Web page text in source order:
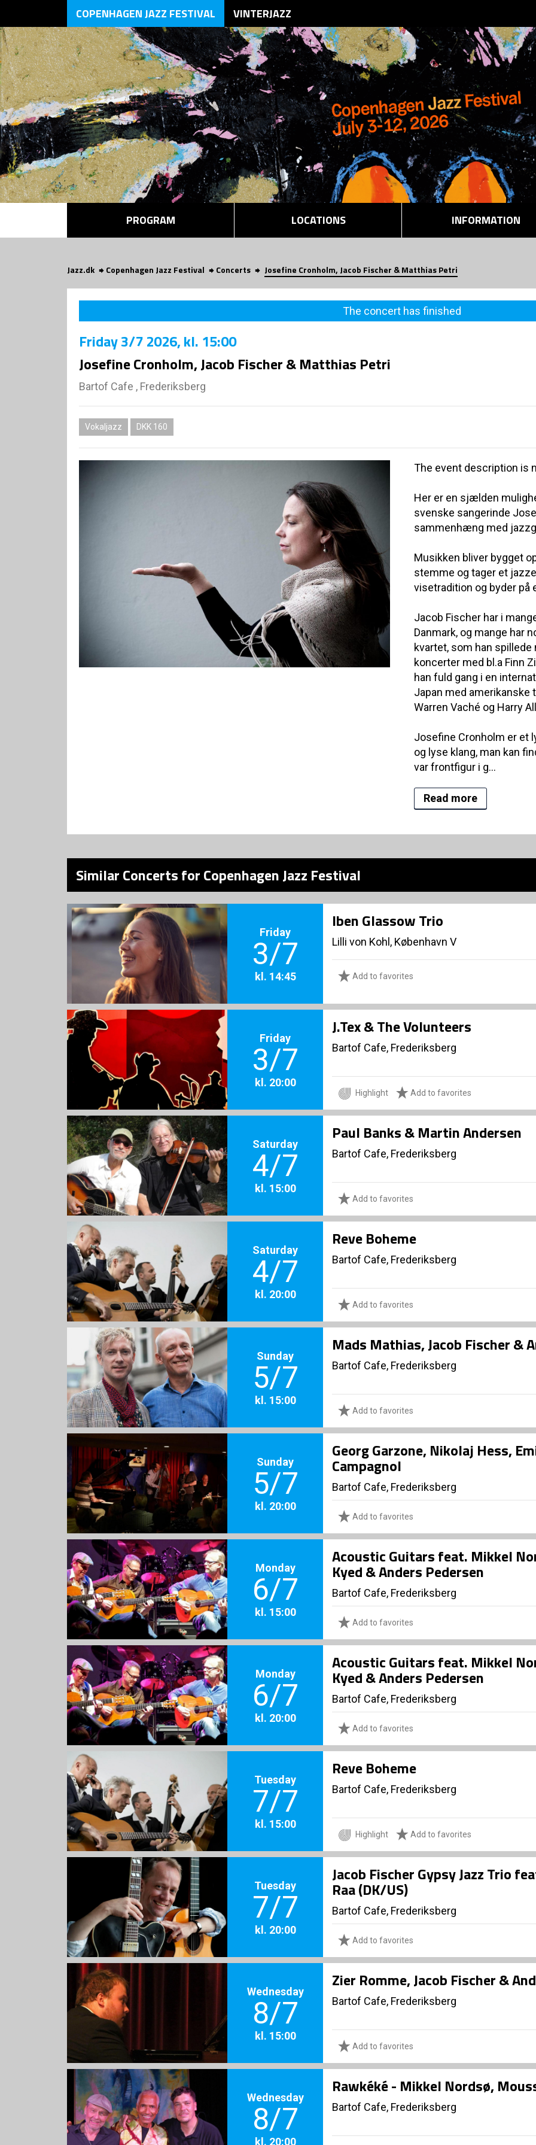
COPENHAGEN JAZZ FESTIVAL VINTERJAZZ
PROGRAM LOCATIONS INFORMATION
Jazz.dk Copenhagen Jazz Festival Concerts Josefine Cronholm, Jacob Fischer & Matthias Petri
The concert has finished
Friday3/7 2026, kl. 15:00
Josefine Cronholm, Jacob Fischer & Matthias Petri
Bartof Cafe , Frederiksberg
Vokaljazz DKK 160
The event description is
Her er en sjælden
svenske sangerinde
sammenhæng med
Musikken bliver bygget
stemme og tager et
visetradition og byder på
Jacob Fischer har i
Danmark, og mange har
kvartet, som han
koncerter med bl.a Finn
han fuld gang i en
Japan med
Warren Vaché og Harry
Josefine Cronholm er et
og lyse klang, man kan
var frontfigur i g...
Read more
Similar Concerts for Copenhagen Jazz Festival
Friday
3/7
kl. 14:45
Iben Glassow Trio
Lilli von Kohl, København V
Add to favorites
Friday
3/7
kl. 20:00
J.Tex & The Volunteers
Bartof Cafe, Frederiksberg
Highlight Add to favorites
Saturday
4/7
kl. 15:00
Paul Banks & Martin Andersen
Bartof Cafe, Frederiksberg
Add to favorites
Saturday
4/7
kl. 20:00
Reve Boheme
Bartof Cafe, Frederiksberg
Add to favorites
Sunday
5/7
kl. 15:00
Mads Mathias, Jacob Fischer &
Bartof Cafe, Frederiksberg
Add to favorites
Sunday
5/7
kl. 20:00
Georg Garzone, Nikolaj Hess,
Campagnol
Bartof Cafe, Frederiksberg
Add to favorites
Monday
6/7
kl. 15:00
Acoustic Guitars feat. Mikkel
Kyed & Anders Pedersen
Bartof Cafe, Frederiksberg
Add to favorites
Monday
6/7
kl. 20:00
Acoustic Guitars feat. Mikkel
Kyed & Anders Pedersen
Bartof Cafe, Frederiksberg
Add to favorites
Tuesday
7/7
kl. 15:00
Reve Boheme
Bartof Cafe, Frederiksberg
Highlight Add to favorites
Tuesday
7/7
kl. 20:00
Jacob Fischer Gypsy Jazz Trio
Raa (DK/US)
Bartof Cafe, Frederiksberg
Add to favorites
Wednesday
8/7
kl. 15:00
Zier Romme, Jacob Fischer &
Bartof Cafe, Frederiksberg
Add to favorites
Wednesday
8/7
kl. 20:00
Rawkéké - Mikkel Nordsø,
Bartof Cafe, Frederiksberg